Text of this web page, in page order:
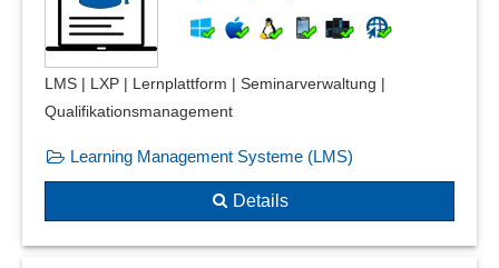
LMS | LXP | Lernplattform | Seminarverwaltung |
Qualifikationsmanagement
Learning Management Systeme (LMS)
Details